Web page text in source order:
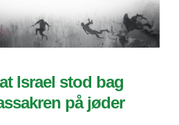
Israel stod bag
på jøder